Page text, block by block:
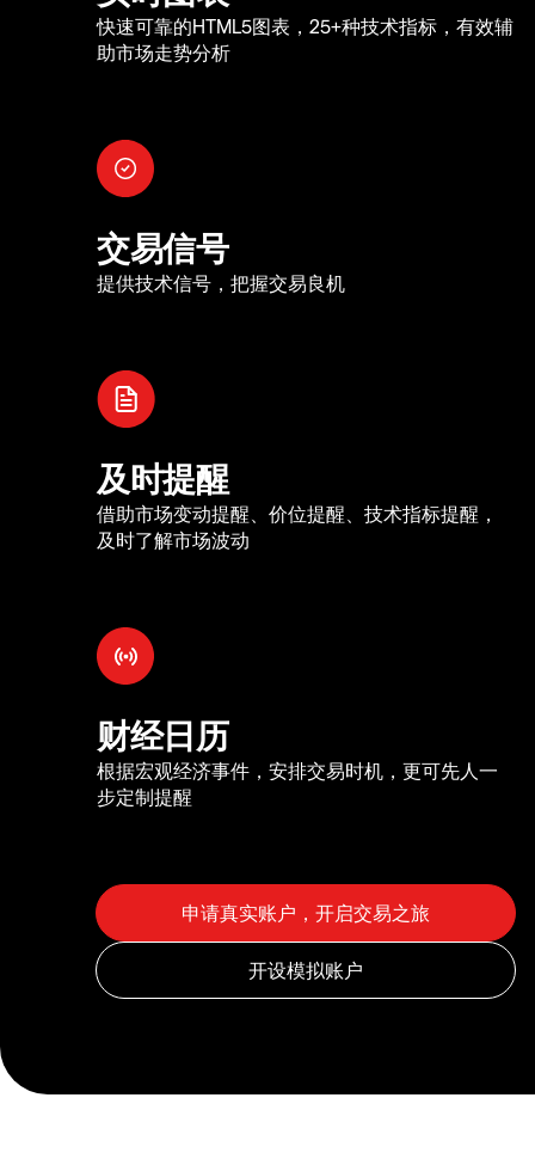
快速可靠的HTML5图表，25+种技术指标，有效辅
助市场走势分析
交易信号
提供技术信号，把握交易良机
及时提醒
借助市场变动提醒、价位提醒、技术指标提醒，
及时了解市场波动
财经日历
根据宏观经济事件，安排交易时机，更可先人一
步定制提醒